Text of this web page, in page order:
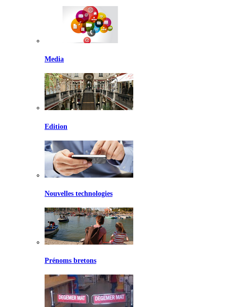
Media
Edition
Nouvelles technologies
Prénoms bretons